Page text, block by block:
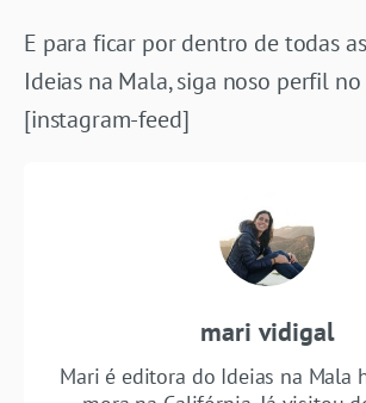
E para ficar por dentro de todas
Ideias na Mala, siga noso perfil
[instagram-feed]
mari vidigal
Mari é editora do Ideias na Mala